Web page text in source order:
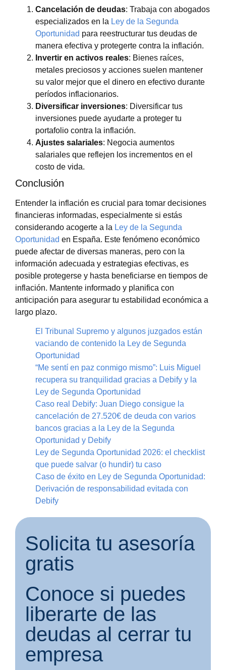
Cancelación de deudas: Trabaja con abogados
especializados en la Ley de la Segunda
Oportunidad para reestructurar tus deudas de
manera efectiva y protegerte contra la inflación.
Invertir en activos reales: Bienes raíces,
metales preciosos y acciones suelen mantener
su valor mejor que el dinero en efectivo durante
períodos inflacionarios.
Diversificar inversiones: Diversificar tus
inversiones puede ayudarte a proteger tu
portafolio contra la inflación.
Ajustes salariales: Negocia aumentos
salariales que reflejen los incrementos en el
costo de vida.
Conclusión
Entender la inflación es crucial para tomar decisiones
financieras informadas, especialmente si estás
considerando acogerte a la Ley de la Segunda
Oportunidad en España. Este fenómeno económico
puede afectar de diversas maneras, pero con la
información adecuada y estrategias efectivas, es
posible protegerse y hasta beneficiarse en tiempos de
inflación. Mantente informado y planifica con
anticipación para asegurar tu estabilidad económica a
largo plazo.
El Tribunal Supremo y algunos juzgados están
vaciando de contenido la Ley de Segunda
Oportunidad
“Me sentí en paz conmigo mismo”: Luis Miguel
recupera su tranquilidad gracias a Debify y la
Ley de Segunda Oportunidad
Caso real Debify: Juan Diego consigue la
cancelación de 27.520€ de deuda con varios
bancos gracias a la Ley de la Segunda
Oportunidad y Debify
Ley de Segunda Oportunidad 2026: el checklist
que puede salvar (o hundir) tu caso
Caso de éxito en Ley de Segunda Oportunidad:
Derivación de responsabilidad evitada con
Debify
Solicita tu asesoría
gratis
Conoce si puedes
liberarte de las
deudas al cerrar tu
empresa